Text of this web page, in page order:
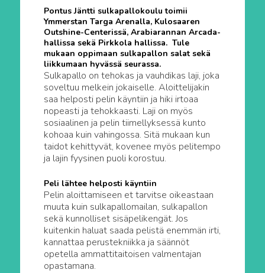
Pontus Jäntti sulkapallokoulu toimii
Ymmerstan Targa Arenalla, Kulosaaren
Outshine-Centerissä, Arabiarannan Arcada-
hallissa sekä Pirkkola hallissa. Tule
mukaan oppimaan sulkapallon salat sekä
liikkumaan hyvässä seurassa.
Sulkapallo on tehokas ja vauhdikas laji, joka
soveltuu melkein jokaiselle. Aloittelijakin
saa helposti pelin käyntiin ja hiki irtoaa
nopeasti ja tehokkaasti. Laji on myös
sosiaalinen ja pelin tiimellyksessä kunto
kohoaa kuin vahingossa. Sitä mukaan kun
taidot kehittyvät, kovenee myös pelitempo
ja lajin fyysinen puoli korostuu.
Peli lähtee helposti käyntiin
Pelin aloittamiseen et tarvitse oikeastaan
muuta kuin sulkapallomailan, sulkapallon
sekä kunnolliset sisäpelikengät. Jos
kuitenkin haluat saada pelistä enemmän irti,
kannattaa perustekniikka ja säännöt
opetella ammattitaitoisen valmentajan
opastamana.